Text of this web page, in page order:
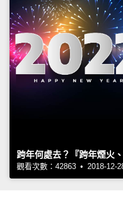
跨年何處去？『跨年煙火
觀看次數：42863 • 2018-12-